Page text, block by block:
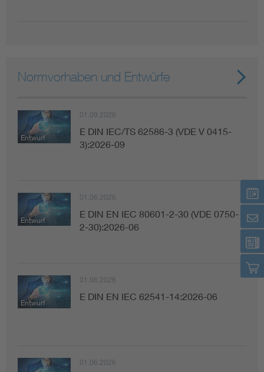
Normvorhaben und Entwürfe
Entwurf
01.09.2026
E DIN IEC/TS 62586-3 (VDE V 0415-
3):2026-09
Entwurf
01.06.2026
E DIN EN IEC 80601-2-30 (VDE 0750-
2-30):2026-06
Entwurf
01.06.2026
E DIN EN IEC 62541-14:2026-06
01.06.2026